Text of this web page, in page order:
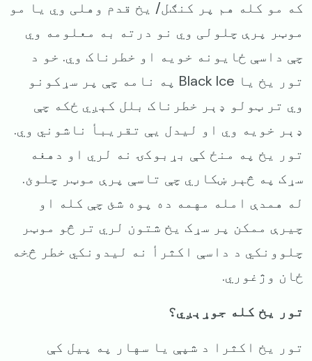
که مو کله هم پر کنګل/ یخ قدم وهلی وي یا مو
موټر پرې چلولی وي نو درته به معلومه وي
چې داسې ځایونه خویه او خطرناک وي. خو د
تور یخ یا ‌Black Ice په نامه چې پر سړکونو
وي تر ټولو ډېر خطرناک بلل کېږي ځکه چې
ډېر خویه وي او لیدل یې تقریبأ ناشوني وي.
تور یخ په منځ کې بړبوکۍ نه لري او دهغه
سړک په څېر ښکاري چې تاسې پرې موټر چلوئ.
له همدې امله مهمه ده پوه شئ چې کله او
چیرې ممکن پر سړک یخ شتون لري تر څو موټر
چلوونکي د داسې اکثرأ نه لیدونکي خطر څخه
ځان وژغوري.
تور یخ کله جوړېږي؟
تور یخ اکثرا د شپې یا سهار په پیل کې